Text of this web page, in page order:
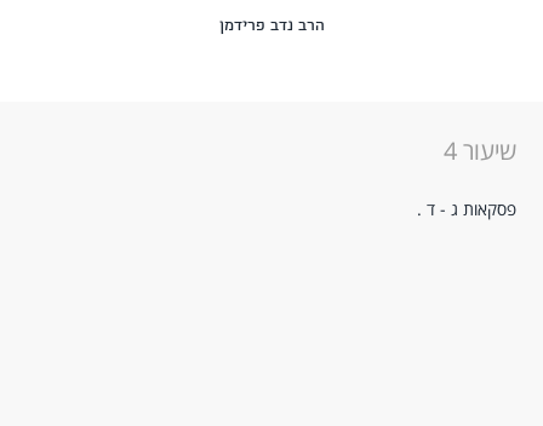
הרב נדב פרידמן
שיעור 4
פסקאות ג - ד .